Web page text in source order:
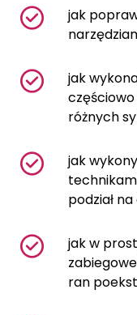
jak
jak
różnych
jak
podział
jak w
ran